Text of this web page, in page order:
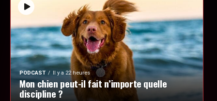
PODCAST Il y a 22 heures
Mon chien peut-il fait n’importe quelle
discipline ?